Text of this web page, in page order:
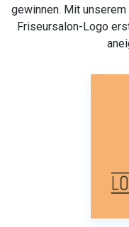
gewinnen. Mit
Friseursalon-Logo